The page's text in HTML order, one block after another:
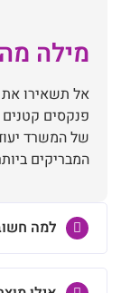
מילה
אל תשאירו את
פנקסים קטנים
של המשרד
המבריקים
למה